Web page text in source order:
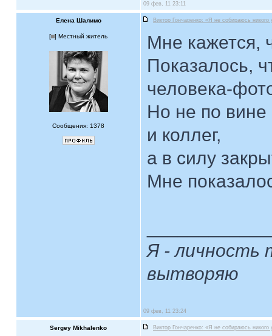
09 фев, 11 23:11
Елена Шалимо Виктор Гончаренко: «Я не собираюсь никого
[ ] Местный житель
Сообщения: 1378
Мне кажется,
Показалось,
человека-
Но не по вине
и коллег,
а в силу
Мне
Я - личность
вытворяю
09 фев, 11 23:24
Sergey Mikhalenko Виктор Гончаренко: «Я не собираюсь никого